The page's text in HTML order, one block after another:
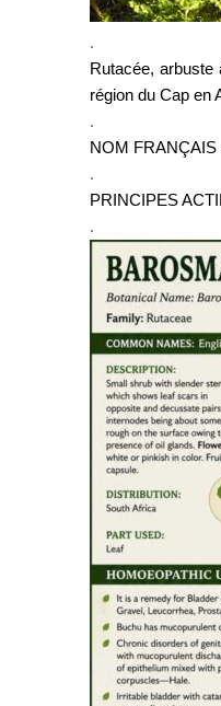
.
Rutacée,
région du Cap en
.
NOM FRANÇAIS
.
PRINCIPES
.